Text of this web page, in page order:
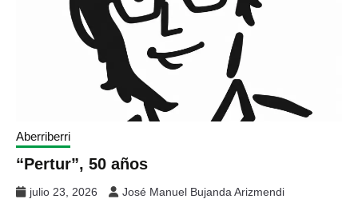
Aberriberri
“Pertur”, 50 años
julio 23, 2026 José Manuel Bujanda Arizmendi